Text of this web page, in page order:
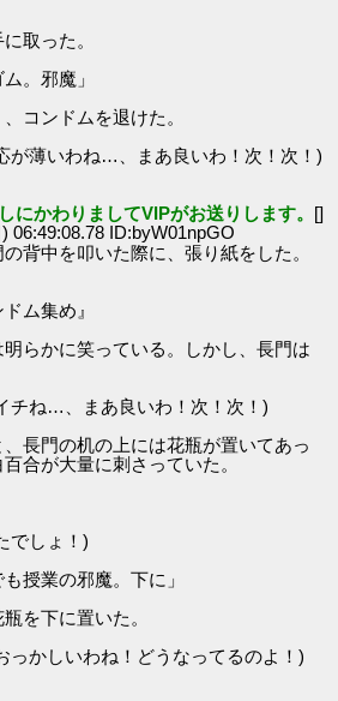
取った。
。邪魔」
コンドムを退けた。
が薄いわね…、まあ良いわ！次！次！)
にかわりましてVIPがお送りします。 []
06:49:08.78 ID:byW01npGO
背中を叩いた際に、張り紙をした。
ム集め』
らかに笑っている。しかし、長門は
チね…、まあ良いわ！次！次！)
長門の机の上には花瓶が置いてあっ
合が大量に刺さっていた。
でしょ！)
授業の邪魔。下に」
を下に置いた。
っかしいわね！どうなってるのよ！)